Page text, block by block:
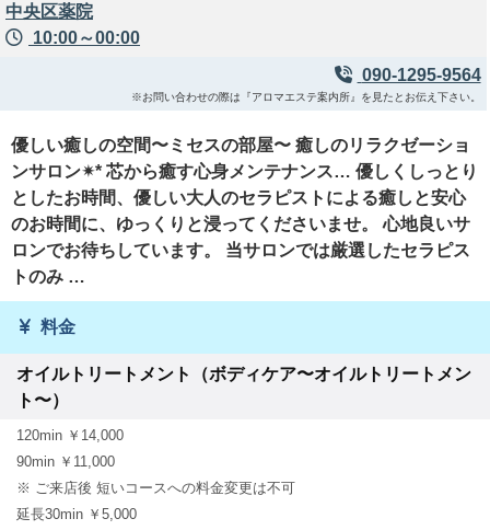
中央区薬院
10:00～00:00
090-1295-9564
※お問い合わせの際は『アロマエステ案内所』を見たとお伝え下さい。
優しい癒しの空間〜ミセスの部屋〜 癒しのリラクゼーショ
ンサロン✴︎* 芯から癒す心身メンテナンス… 優しくしっとり
としたお時間、優しい大人のセラピストによる癒しと安心
のお時間に、ゆっくりと浸ってくださいませ。 心地良いサ
ロンでお待ちしています。 当サロンでは厳選したセラピス
トのみ …
料金
オイルトリートメント（ボディケア〜オイルトリートメン
ト〜）
120min ￥14,000
90min ￥11,000
※ ご来店後 短いコースへの料金変更は不可
延長30min ￥5,000